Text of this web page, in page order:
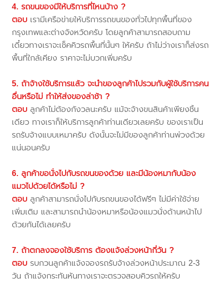
4. รถขนของมีให้บริการที่ไหนบ้าง ?
ตอบ เรามีเครือข่ายให้บริการรถขนของทั่วไปทุกพื้นที่ของ
กรุงเทพและต่างจังหวัดครับ โดยลูกค้าสามารถสอบถาม
เดี๋ยวทางเราจะเช็คคิวรถพื้นที่นั้นๆ ให้ครับ ถ้าไม่ว่างเราก็ส่งรถ
พื้นที่ใกล้เคียง ราคาจะไม่บวกเพิ่มครับ
5. ถ้าจ้างใช้บริการแล้ว จะนำของลูกค้าไปรวมกับผู้ใช้บริการคน
อื่นหรือไม่ ทำให้ส่งของล่าช้า ?
ตอบ ลูกค้าไม่ต้องกังวลนะครับ แม้จะจ้างขนสินค้าเพียงชิ้น
เดียว ทางเราก็ให้บริการลูกค้าท่านเดียวเลยครับ ของเราเป็น
รถรับจ้างแบบเหมาครับ ดังนั้นจะไม่มีของลูกค้าท่านพ่วงด้วย
แน่นอนครับ
6. ลูกค้าขอนั่งไปกับรถขนของด้วย และมีน้องหมากับน้อง
แมวไปด้วยได้หรือไม่ ?
ตอบ ลูกค้าสามารถนั่งไปกับรถขนของได้ฟรีๆ ไม่มีค่าใช้จ่าย
เพิ่มเติม และสามารถนำน้องหมาหรือน้องแมวนั่งด้านหน้าไป
ด้วยกันได้เลยครับ
7. ถ้าตกลงจองใช้บริการ ต้องแจ้งล่วงหน้ากี่วัน ?
ตอบ รบกวนลูกค้าแจ้งจองรถรับจ้างล่วงหน้าประมาณ 2-3
วัน ถ้าแจ้งกระทันหันทางเราจะตรวจสอบคิวรถให้ครับ